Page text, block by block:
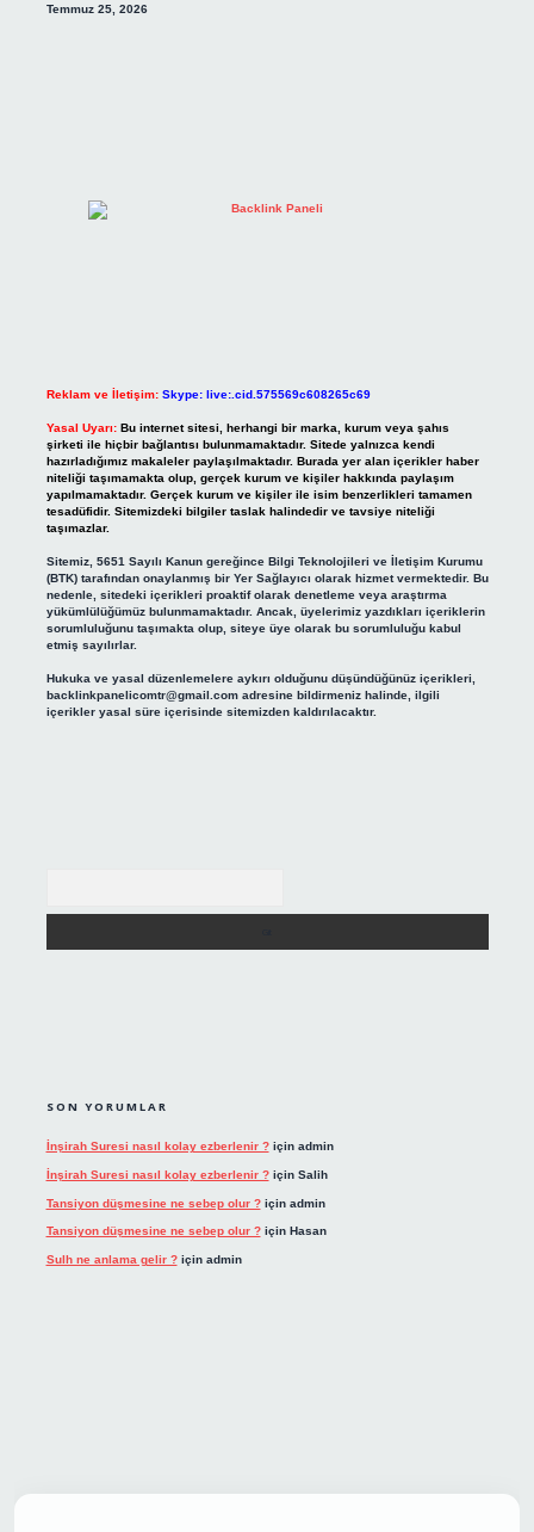
Temmuz 25, 2026
Reklam ve İletişim: Skype: live:.cid.575569c608265c69
Yasal Uyarı: Bu internet sitesi, herhangi bir marka, kurum veya şahıs
şirketi ile hiçbir bağlantısı bulunmamaktadır. Sitede yalnızca kendi
hazırladığımız makaleler paylaşılmaktadır. Burada yer alan içerikler haber
niteliği taşımamakta olup, gerçek kurum ve kişiler hakkında paylaşım
yapılmamaktadır. Gerçek kurum ve kişiler ile isim benzerlikleri tamamen
tesadüfidir. Sitemizdeki bilgiler taslak halindedir ve tavsiye niteliği
taşımazlar.
Sitemiz, 5651 Sayılı Kanun gereğince Bilgi Teknolojileri ve İletişim Kurumu
(BTK) tarafından onaylanmış bir Yer Sağlayıcı olarak hizmet vermektedir. Bu
nedenle, sitedeki içerikleri proaktif olarak denetleme veya araştırma
yükümlülüğümüz bulunmamaktadır. Ancak, üyelerimiz yazdıkları içeriklerin
sorumluluğunu taşımakta olup, siteye üye olarak bu sorumluluğu kabul
etmiş sayılırlar.
Hukuka ve yasal düzenlemelere aykırı olduğunu düşündüğünüz içerikleri,
backlinkpanelicomtr@gmail.comadresine bildirmeniz halinde, ilgili
içerikler yasal süre içerisinde sitemizden kaldırılacaktır.
SON YORUMLAR
İnşirah Suresi nasıl kolay ezberlenir ?için admin
İnşirah Suresi nasıl kolay ezberlenir ?için Salih
Tansiyon düşmesine ne sebep olur ?için admin
Tansiyon düşmesine ne sebep olur ?için Hasan
Sulh ne anlama gelir ?için admin